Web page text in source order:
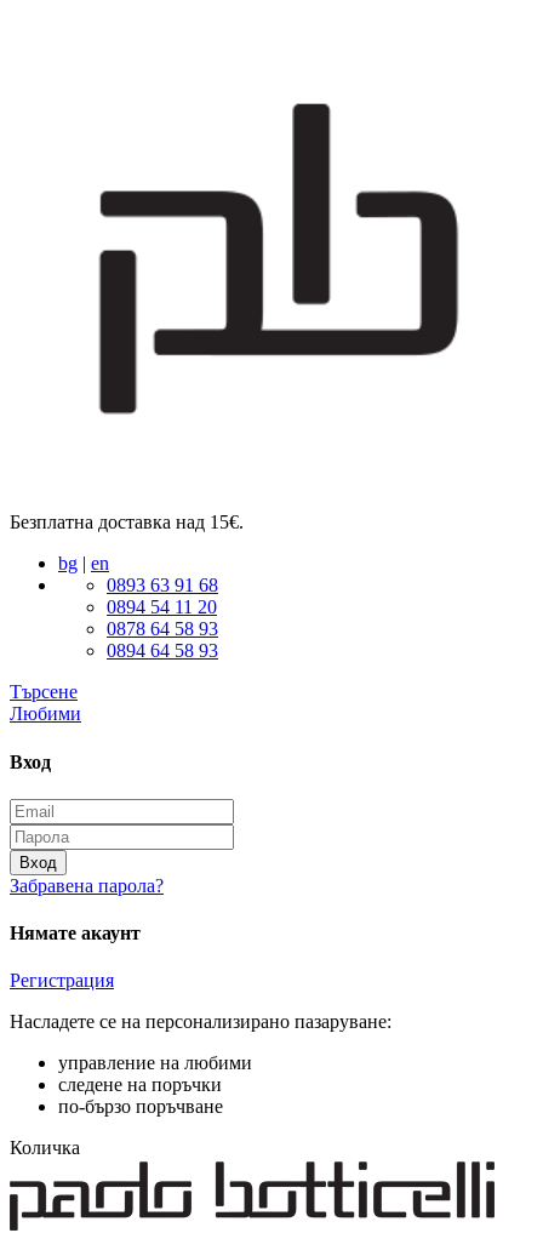
Безплатна доставка над 15€.
bg | en
0893 63 91 68
0894 54 11 20
0878 64 58 93
0894 64 58 93
Търсене
Любими
Вход
Вход
Забравена парола?
Нямате акаунт
Регистрация
Насладете се на персонализирано пазаруване:
управление на любими
следене на поръчки
по-бързо поръчване
Количка